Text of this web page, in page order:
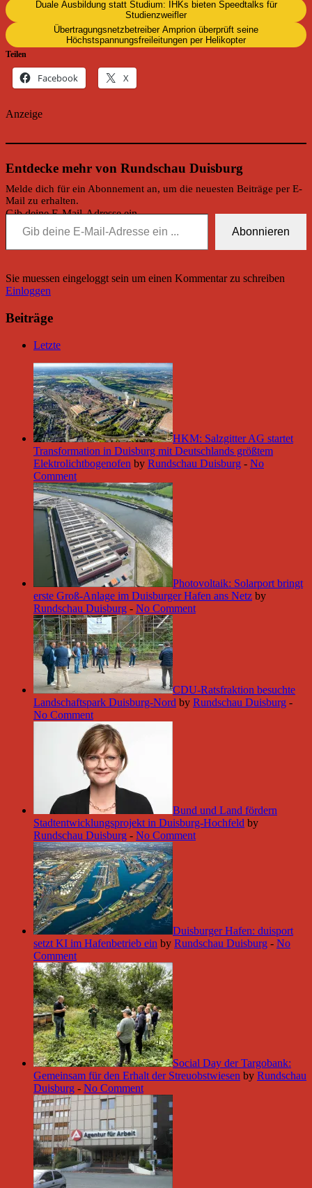
Duale Ausbildung statt Studium: IHKs bieten Speedtalks für
Studienzweifler
Übertragungsnetzbetreiber Amprion überprüft seine
Höchstspannungsfreileitungen per Helikopter
Teilen
Facebook X
Anzeige
Entdecke mehr von Rundschau Duisburg
Melde dich für ein Abonnement an, um die neuesten Beiträge per E-
Mail zu erhalten.
Gib deine E-Mail-Adresse ein ...
Abonnieren
Sie muessen eingeloggt sein um einen Kommentar zu schreiben
Einloggen
Beiträge
Letzte
HKM: Salzgitter AG startet
Transformation in Duisburg mit Deutschlands größtem
Elektrolichtbogenofen by Rundschau Duisburg - No
Comment
Photovoltaik: Solarport bringt
erste Groß-Anlage im Duisburger Hafen ans Netz by
Rundschau Duisburg - No Comment
CDU-Ratsfraktion besuchte
Landschaftspark Duisburg-Nord by Rundschau Duisburg -
No Comment
Bund und Land fördern
Stadtentwicklungsprojekt in Duisburg-Hochfeld by
Rundschau Duisburg - No Comment
Duisburger Hafen: duisport
setzt KI im Hafenbetrieb ein by Rundschau Duisburg - No
Comment
Social Day der Targobank:
Gemeinsam für den Erhalt der Streuobstwiesen by Rundschau
Duisburg - No Comment